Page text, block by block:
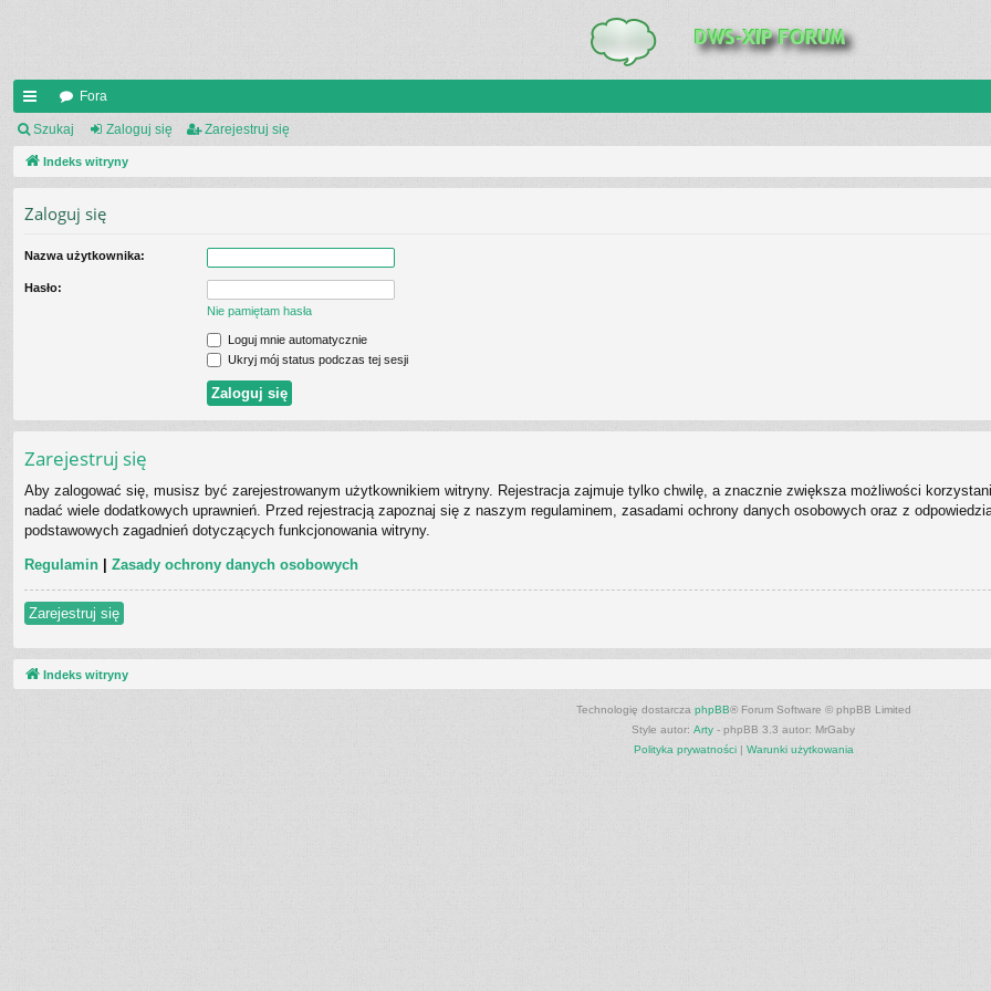
UI
C
IN
K
Fora
Szukaj Zaloguj się Zarejestruj się
Indeks witryny
Zaloguj się
Nazwa użytkownika:
Hasło:
Nie pamiętam hasła
Loguj mnie automatycznie
Ukryj mój status podczas tej sesji
Zarejestruj się
Aby zalogować się, musisz być zarejestrowanym użytkownikiem witryny. Rejestracja zajmuje tylko chwilę, a znacznie zwiększa możliwości
nadać wiele dodatkowych uprawnień. Przed rejestracją zapoznaj się z naszym regulaminem, zasadami ochrony danych osobowych oraz z
podstawowych zagadnień dotyczących funkcjonowania witryny.
Regulamin | Zasady ochrony danych osobowych
Zarejestruj się
Indeks witryny
Technologię dostarcza phpBB® Forum Software © phpBB Limited
Style autor: Arty - phpBB 3.3 autor: MrGaby
Polityka prywatności| Warunki użytkowania